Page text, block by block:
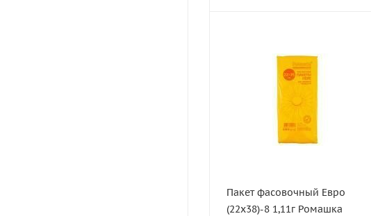
Пакет фасовочный Евро
(22х38)-8 1,11г Ромашка